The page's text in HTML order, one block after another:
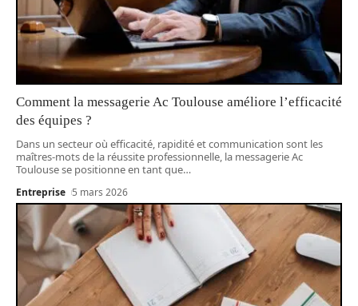
Comment la messagerie Ac Toulouse améliore l’efficacité
des équipes ?
Dans un secteur où efficacité, rapidité et communication sont les
maîtres-mots de la réussite professionnelle, la messagerie Ac
Toulouse se positionne en tant que…
Entreprise 5 mars 2026